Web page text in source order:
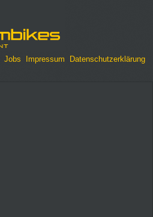
Jobs Impressum Datenschutzerklärung